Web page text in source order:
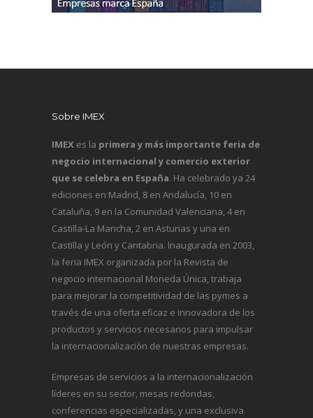
Sobre IMEX
IMEX es la primera y más importante feria de
negocio internacional y comercio exterior
que se celebra en España. Ha celebrado ya 24
ediciones en Madrid, 8 en Andalucía, 10 en
Cataluña, 9 en la Comunidad Valenciana, 4 en
Castilla-La Mancha, 2 en Asturias y una en
Castilla y León y Cantabria. Inaugurada en 2003,
la feria IMEX organizada por la Revista de
negocio internacional Moneda Única, trabaja
para mejorar la competitividad de las pymes a
través de una oferta eficaz e innovadora de los
productos y servicios necesarios para impulsar
la internacionalización de nuestras empresas.
Empresas de servicios a la internacionalización
líderes en su sector, mesas redondas,
conferencias especializadas, y una exclusiva